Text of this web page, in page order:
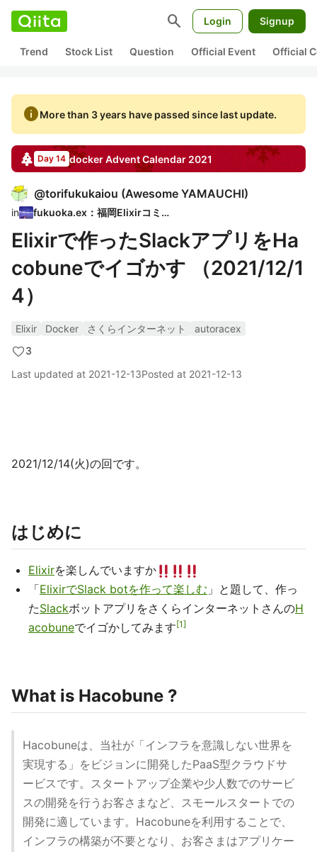
search Login Signup
Trend Stock List Question Official Event Official
infoMore than 3 years have passed since last update.
Day 14 dockerAdvent Calendar 2021
@torifukukaiou (Awesome YAMAUCHI)
in fukuoka.ex：福岡Elixirコミュ
Elixirで作ったSlackアプリをHa
cobuneでイゴかす （2021/12/1
4）
Elixir Docker さくらインターネット
autoracex
3
Last updated at 2021-12-13Posted at 2021-12-13
2021/12/14(火)の回です。
はじめに
Elixirを楽しんでいますか
「ElixirでSlack botを作って楽しむ 」と題して、作っ
たSlackボットアプリをさくらインターネットさんのH
acobuneでイゴかしてみます 1
What is Hacobune ?
Hacobuneは、当社が「インフラを意識しない世界を
実現する」をビジョンに開発したPaaS型クラウドサ
ービスです。スタートアップ企業や少人数でのサービ
スの開発を行うお客さまなど、スモールスタートでの
開発に適しています。Hacobuneを利用することで、
インフラの構築が不要となり、お客さまはアプリケー